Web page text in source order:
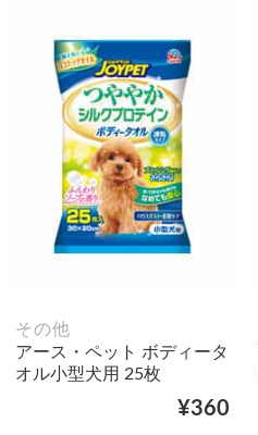
その他
アース・ペット ボディータ
オル小型犬用 25枚
¥360